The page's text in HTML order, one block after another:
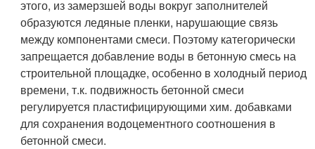
этого, из замерзшей воды вокруг заполнителей
образуются ледяные пленки, нарушающие связь
между компонентами смеси. Поэтому категорически
запрещается добавление воды в бетонную смесь на
строительной площадке, особенно в холодный период
времени, т.к. подвижность бетонной смеси
регулируется пластифицирующими хим. добавками
для сохранения водоцементного соотношения в
бетонной смеси.